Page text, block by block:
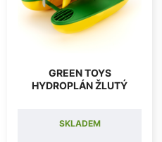
GREEN TOYS
HYDROPLÁN ŽLUTÝ
SKLADEM